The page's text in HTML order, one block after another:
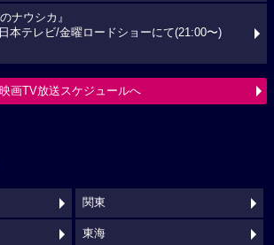
ナウシカ』
本テレビ/金曜ロードショーにて(21:00〜)
映画TV放送スケジュールへ
関東
東海